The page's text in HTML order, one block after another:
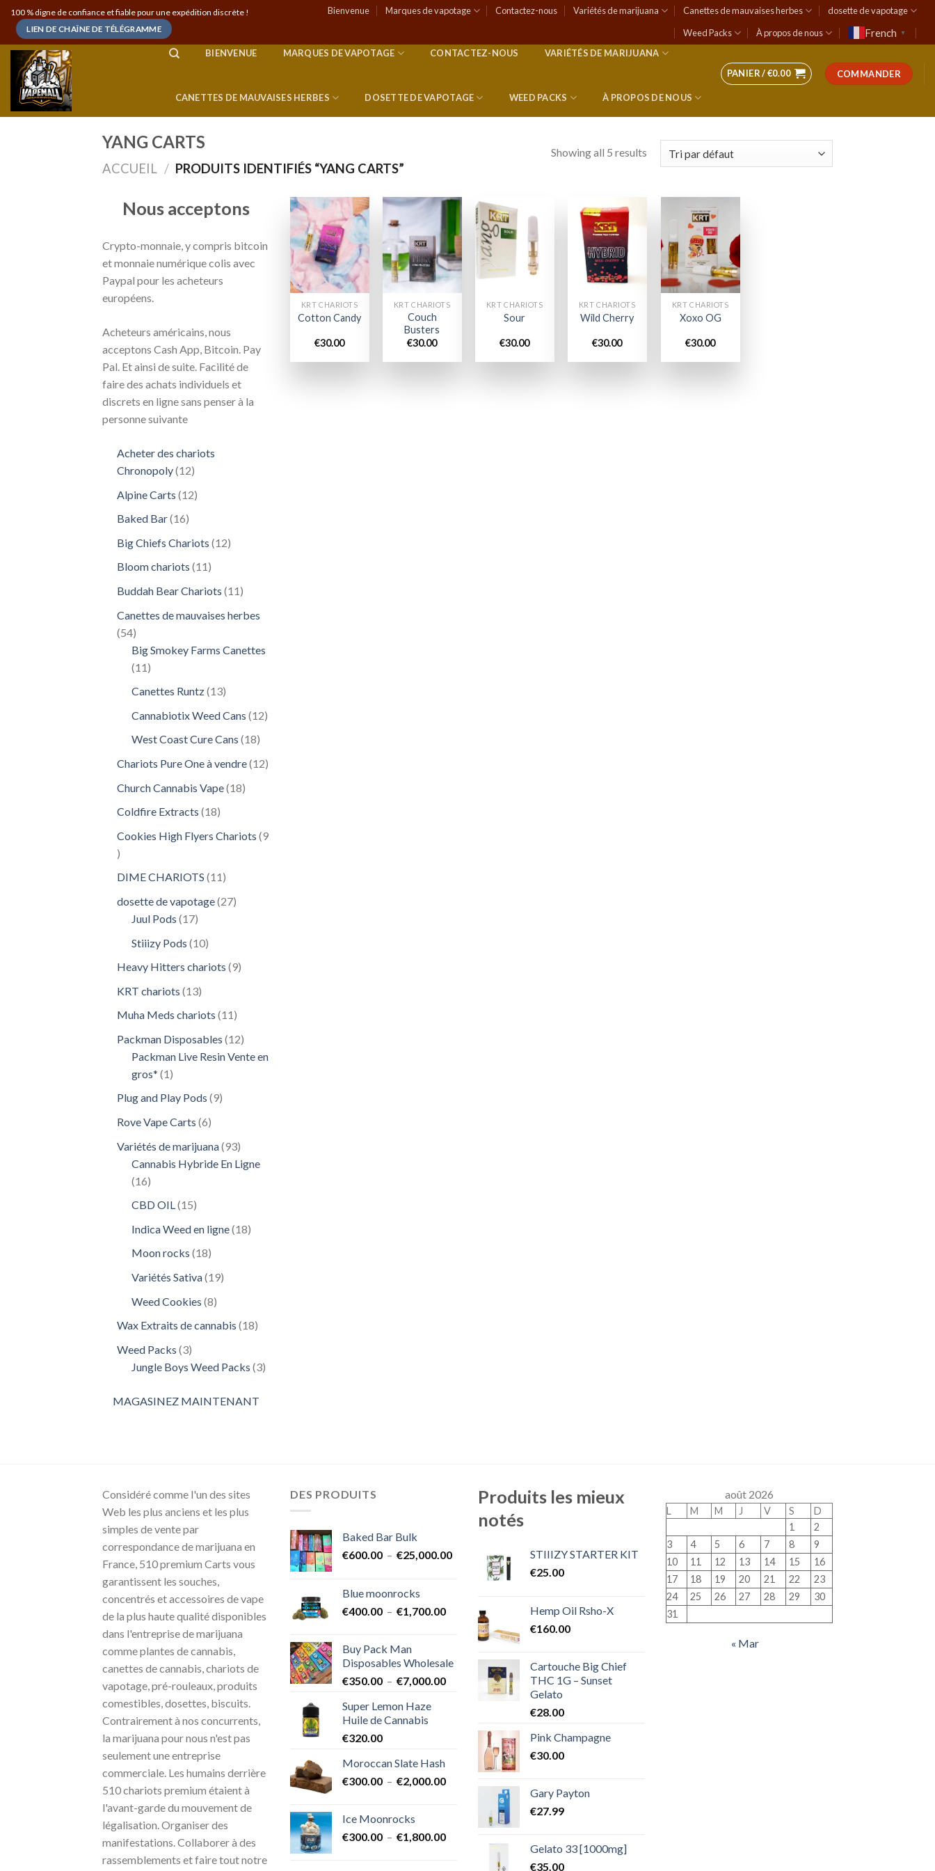
Skip
content
100 % digne de confiance et fiable pour une expédition discrète !
LIEN DE CHAÎNE DE TÉLÉGRAMME
Bienvenue Marques de vapotage Contactez-nous Variétés de marijuana Canettes de mauvaises herbes
dosette de vapotage
Weed Packs
À propos de nous French ▼
BIENVENUE MARQUES DE VAPOTAGE CONTACTEZ-NOUS VARIÉTÉS DE MARIJUANA
CANETTES DE MAUVAISES HERBES DOSETTE DE VAPOTAGE WEED PACKS À PROPOS DE NOUS
PANIER /€0.00 COMMANDER
YANG CARTS
ACCUEIL / PRODUITS IDENTIFIÉS “YANG CARTS”
Showing all 5 results
Nous acceptons
Crypto-monnaie, y compris bitcoin
et monnaie numérique colis avec
Paypal pour les acheteurs
européens.
Acheteurs américains, nous
acceptons Cash App, Bitcoin. Pay
Pal. Et ainsi de suite. Facilité de
faire des achats individuels et
discrets en ligne sans penser à la
personne suivante
Acheter des chariots
Chronopoly 1212
Alpine Carts 1212
Baked Bar 1616
Big Chiefs Chariots 1212
Bloom chariots 1111
Buddah Bear Chariots 1111
Canettes de mauvaises herbes
5454
produits
Big Smokey Farms Canettes
11 11
Canettes Runtz 1313
Cannabiotix Weed Cans 1212
West Coast Cure Cans 1818
Chariots Pure One à vendre 1212
Church Cannabis Vape 1818
Coldfire Extracts 1818
Cookies High Flyers Chariots 9
9
DIME CHARIOTS 1111
dosette de vapotage 2727
Juul Pods 1717
Stiiizy Pods 1010
Heavy Hitters chariots 99
KRT chariots 1313
Muha Meds chariots 1111
Packman Disposables 1212
produits
Packman Live Resin Vente en
gros* 11
Plug and Play Pods 99
Rove Vape Carts 66
Variétés de marijuana 9393
produits
Cannabis Hybride En Ligne
1616
CBD OIL 1515
Indica Weed en ligne 1818
Moon rocks 1818
Variétés Sativa 1919
Weed Cookies 88
Wax Extraits de cannabis 1818
Weed Packs 33
produits
Jungle Boys Weed Packs 33
MAGASINEZ MAINTENANT
Add to
wishlist
KRT CHARIOTS
Cotton Candy
€30.00
Add to
wishlist
KRT CHARIOTS
Couch
Busters
€30.00
Add to
wishlist
KRT CHARIOTS
Sour
€30.00
Add to
wishlist
KRT CHARIOTS
Wild Cherry
€30.00
Add to
wishlist
KRT CHARIOTS
Xoxo OG
€30.00
Considéré comme l'un des sites
Web les plus anciens et les plus
simples de vente par
correspondance de marijuana en
France, 510 premium Carts vous
garantissent les souches,
concentrés et accessoires de vape
de la plus haute qualité disponibles
dans l'entreprise de marijuana
comme plantes de cannabis,
canettes de cannabis, chariots de
vapotage, pré-rouleaux, produits
comestibles, dosettes, biscuits.
Contrairement à nos concurrents,
la marijuana pour nous n'est pas
seulement une entreprise
commerciale. Les humains derrière
510 chariots premium étaient à
l'avant-garde du mouvement de
légalisation. Organiser des
manifestations. Collaborer à des
rassemblements et faire tout notre
DES PRODUITS
Baked Bar Bulk
€600.00 – €25,000.00Plage
€25,000.00
Blue moonrocks
€400.00 – €1,700.00Plage
à
€1,700.00
Buy Pack Man
Disposables Wholesale
€350.00 – €7,000.00Plage
€7,000.00
Super Lemon Haze
Huile de Cannabis
€320.00
Moroccan Slate Hash
€300.00 – €2,000.00Plage
à
Ice Moonrocks
€300.00 – €1,800.00Plage
Produits les mieux
notés
STIIIZY STARTER KIT
€25.00
Hemp Oil Rsho-X
€160.00
Cartouche Big Chief
THC 1G – Sunset
Gelato
€28.00
Pink Champagne
€30.00
Gary Payton
€27.99
Gelato 33 [1000mg]
€35.00
août 2026
L M M J V S
D
1
2
3
4 5 6 7 8
9
10
11 12 13 14 15
16
17
18 19 20 21 22
23
24
25 26 27 28 29
30
31
« Mar